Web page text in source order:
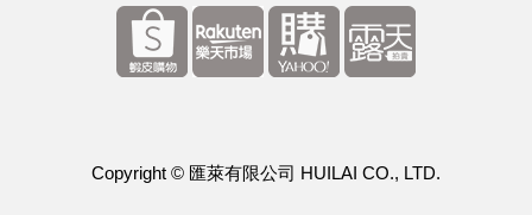
Copyright © 匯萊有限公司 HUILAI CO., LTD.